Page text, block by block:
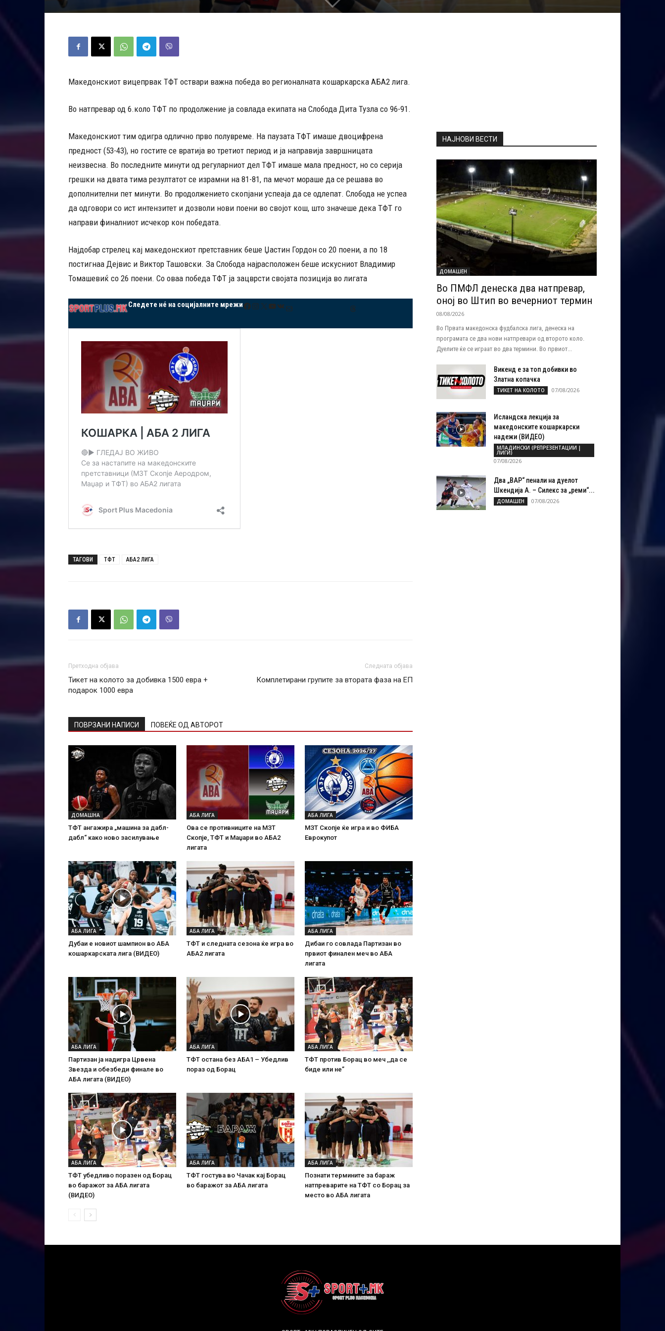
Македонскиот вицепрвак ТФТ оствари важна победа во регионалната кошаркарска АБА2 лига.
Во натпревар од 6.коло ТФТ по продолжение ја совлада екипата на Слобода Дита Тузла со 96-91.
Македонскиот тим одигра одлично прво полувреме. На паузата ТФТ имаше двоцифрена
предност (53-43), но гостите се вратија во третиот период и ја направија завршницата
неизвесна. Во последните минути од регуларниот дел ТФТ имаше мала предност, но со серија
грешки на двата тима резултатот се израмни на 81-81, па мечот мораше да се решава во
дополнителни пет минути. Во продолжението скопјани успеаја да се одлепат. Слобода не успеа
да одговори со ист интензитет и дозволи нови поени во својот кош, што значеше дека ТФТ го
направи финалниот исчекор кон победата.
Најдобар стрелец кај македонскиот претставник беше Џастин Гордон со 20 поени, а по 18
постигнаа Дејвис и Виктор Ташовски. За Слобода најрасположен беше искусниот Владимир
Томашевиќ со 26 поени. Со оваа победа ТФТ ја зацврсти својата позиција во лигата
Следете нé на социјалните мрежиFacebook
Instagram
X YouTube
VK Mail Threads
ТАГОВИ ТФТ АБА2 ЛИГА
Претходна објава
Тикет на колото за добивка 1500 евра +
подарок 1000 евра
Следната објава
Комплетирани групите за втората фаза на ЕП
ПОВРЗАНИ НАПИСИ ПОВЕЌЕ ОД АВТОРОТ
ДОМАШНА
ТФТ ангажира „машина за дабл-
дабл“ како ново засилување
АБА ЛИГА
Ова се противниците на МЗТ
Скопје, ТФТ и Маџари во АБА2
лигата
АБА ЛИГА
МЗТ Скопје ќе игра и во ФИБА
Еврокупот
АБА ЛИГА
Дубаи е новиот шампион во АБА
кошаркарската лига (ВИДЕО)
АБА ЛИГА
ТФТ и следната сезона ќе игра во
АБА2 лигата
АБА ЛИГА
Дибаи го совлада Партизан во
првиот финален меч во АБА
лигата
АБА ЛИГА
Партизан ја надигра Црвена
Звезда и обезбеди финале во
АБА лигата (ВИДЕО)
АБА ЛИГА
ТФТ остана без АБА1 – Убедлив
пораз од Борац
АБА ЛИГА
ТФТ против Борац во меч ,,да се
биде или не”
АБА ЛИГА
ТФТ убедливо поразен од Борац
во баражот за АБА лигата
(ВИДЕО)
АБА ЛИГА
ТФТ гостува во Чачак кај Борац
во баражот за АБА лигата
АБА ЛИГА
Познати термините за бараж
натпреварите на ТФТ со Борац за
место во АБА лигата
НАЈНОВИ ВЕСТИ
ДОМАШЕН
Во ПМФЛ денеска два натпревар,
оној во Штип во вечерниот термин
08/08/2026
Во Првата македонска фудбалска лига, денеска на
програмата се два нови натпревари од второто коло.
Дуелите ќе се играат во два термини. Во првиот...
Викенд е за топ добивки во
Златна копачка
ТИКЕТ НА КОЛОТО 07/08/2026
Исландска лекција за
македонските кошаркарски
надежи (ВИДЕО)
МЛАДИНСКИ (РЕПРЕЗЕНТАЦИИ |
ЛИГИ)
07/08/2026
Два „ВАР“ пенали на дуелот
Шкендија А. – Силекс за „реми“...
ДОМАШЕН 07/08/2026